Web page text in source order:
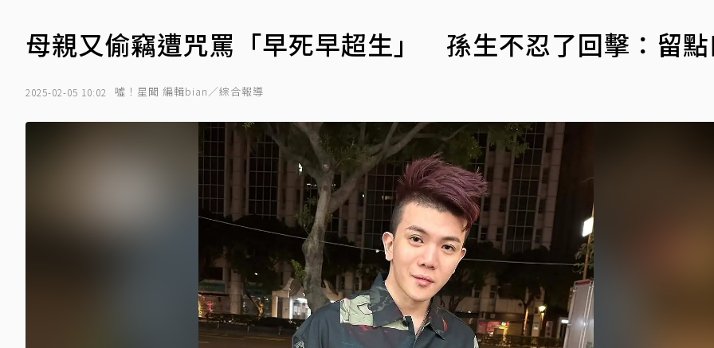
母親又偷竊遭咒罵「早死早超生」 孫生不忍了回擊：留
2025-02-05 10:02 噓！星聞 編輯bian／綜合報導